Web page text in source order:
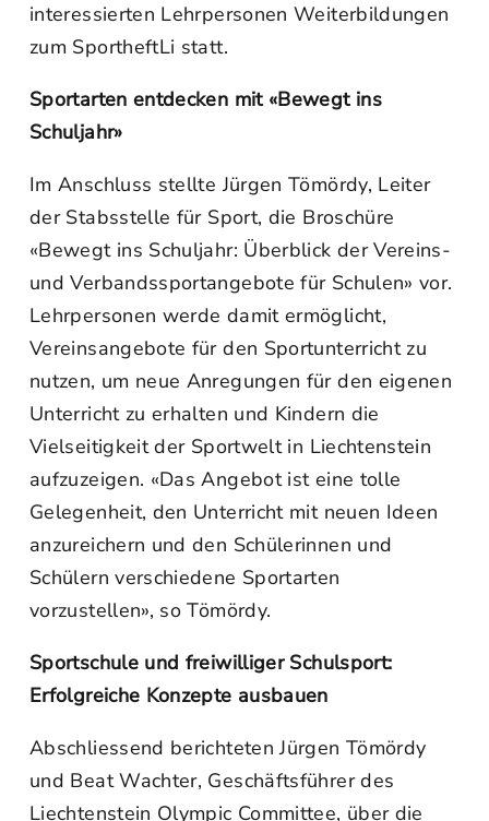
interessierten Lehrpersonen Weiterbildungen
zum SportheftLi statt.
Sportarten entdecken mit «Bewegt ins
Schuljahr»
Im Anschluss stellte Jürgen Tömördy, Leiter
der Stabsstelle für Sport, die Broschüre
«Bewegt ins Schuljahr: Überblick der Vereins-
und Verbandssportangebote für Schulen» vor.
Lehrpersonen werde damit ermöglicht,
Vereinsangebote für den Sportunterricht zu
nutzen, um neue Anregungen für den eigenen
Unterricht zu erhalten und Kindern die
Vielseitigkeit der Sportwelt in Liechtenstein
aufzuzeigen. «Das Angebot ist eine tolle
Gelegenheit, den Unterricht mit neuen Ideen
anzureichern und den Schülerinnen und
Schülern verschiedene Sportarten
vorzustellen», so Tömördy.
Sportschule und freiwilliger Schulsport:
Erfolgreiche Konzepte ausbauen
Abschliessend berichteten Jürgen Tömördy
und Beat Wachter, Geschäftsführer des
Liechtenstein Olympic Committee, über die